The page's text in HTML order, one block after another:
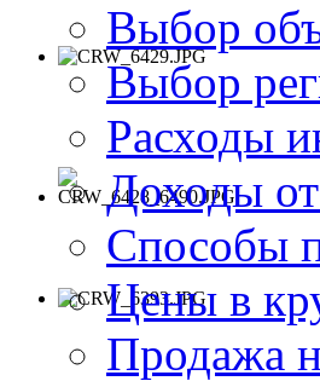
Выбор
Выбор
Расходы
Доходы
Способы
Цены в
Продажа